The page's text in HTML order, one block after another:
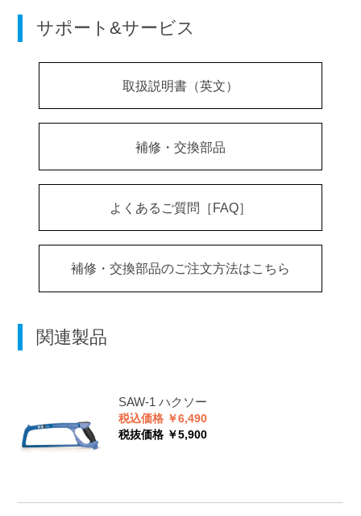
サポート&サービス
取扱説明書（英文）
補修・交換部品
よくあるご質問［FAQ］
補修・交換部品のご注文方法はこちら
関連製品
SAW-1 ハクソー
税込価格 ￥6,490
税抜価格 ￥5,900